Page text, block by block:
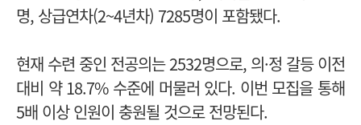
명, 상급연차(2~4년차) 7285명이 포함됐다.
현재 수련 중인 전공의는 2532명으로, 의·정 갈등 이전
대비 약 18.7% 수준에 머물러 있다. 이번 모집을 통해
5배 이상 인원이 충원될 것으로 전망된다.